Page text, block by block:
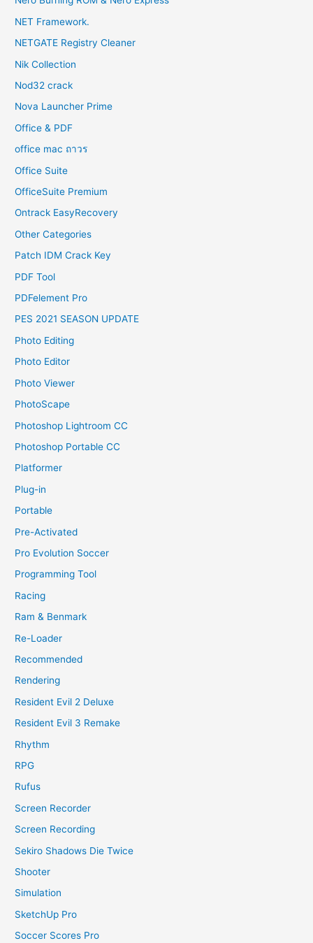
NET Framework.
NETGATE Registry Cleaner
Nik Collection
Nod32 crack
Nova Launcher Prime
Office & PDF
office mac ถาวร
Office Suite
OfficeSuite Premium
Ontrack EasyRecovery
Other Categories
Patch IDM Crack Key
PDF Tool
PDFelement Pro
PES 2021 SEASON UPDATE
Photo Editing
Photo Editor
Photo Viewer
PhotoScape
Photoshop Lightroom CC
Photoshop Portable CC
Platformer
Plug-in
Portable
Pre-Activated
Pro Evolution Soccer
Programming Tool
Racing
Ram & Benmark
Re-Loader
Recommended
Rendering
Resident Evil 2 Deluxe
Resident Evil 3 Remake
Rhythm
RPG
Rufus
Screen Recorder
Screen Recording
Sekiro Shadows Die Twice
Shooter
Simulation
SketchUp Pro
Soccer Scores Pro